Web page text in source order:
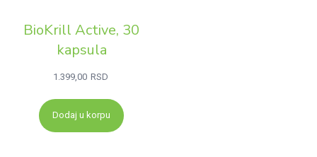
BioKrill Active, 30
kapsula
1.399,00 RSD
Dodaj u korpu